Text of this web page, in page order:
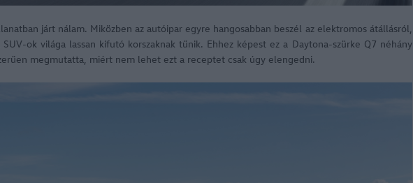
járt nálam. Miközben az autóipar egyre hangosabban beszél az elektromos átállásról,
SUV-ok világa lassan kifutó korszaknak tűnik. Ehhez képest ez a Daytona-szürke Q7 néhány
megmutatta, miért nem lehet ezt a receptet csak úgy elengedni.